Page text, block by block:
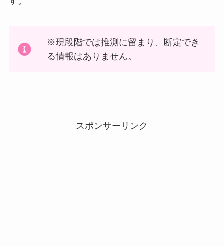
※現段階では推測に留まり、断定でき
る情報はありません。
スポンサーリンク